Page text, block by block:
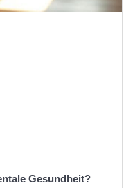
Gesundheit?